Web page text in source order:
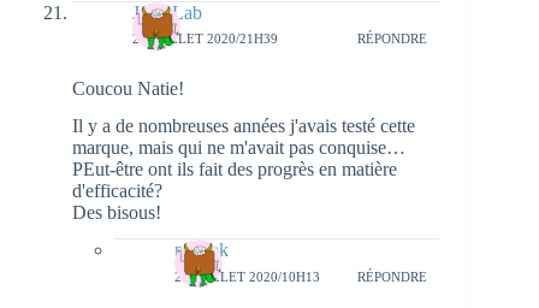
Julie Lab
26 JUILLET 2020/21H39 RÉPONDRE
Coucou Natie!
Il y a de nombreuses années j'avais testé cette
marque, mais qui ne m'avait pas conquise…
PEut-être ont ils fait des progrès en matière
d'efficacité?
Des bisous!
natieak
27 JUILLET 2020/10H13 RÉPONDRE